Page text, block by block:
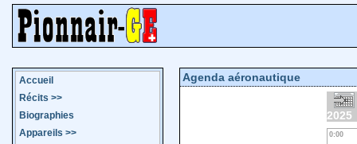
Accueil
Récits >>
Biographies
Appareils >>
Agenda aéronautique
2025
0:00